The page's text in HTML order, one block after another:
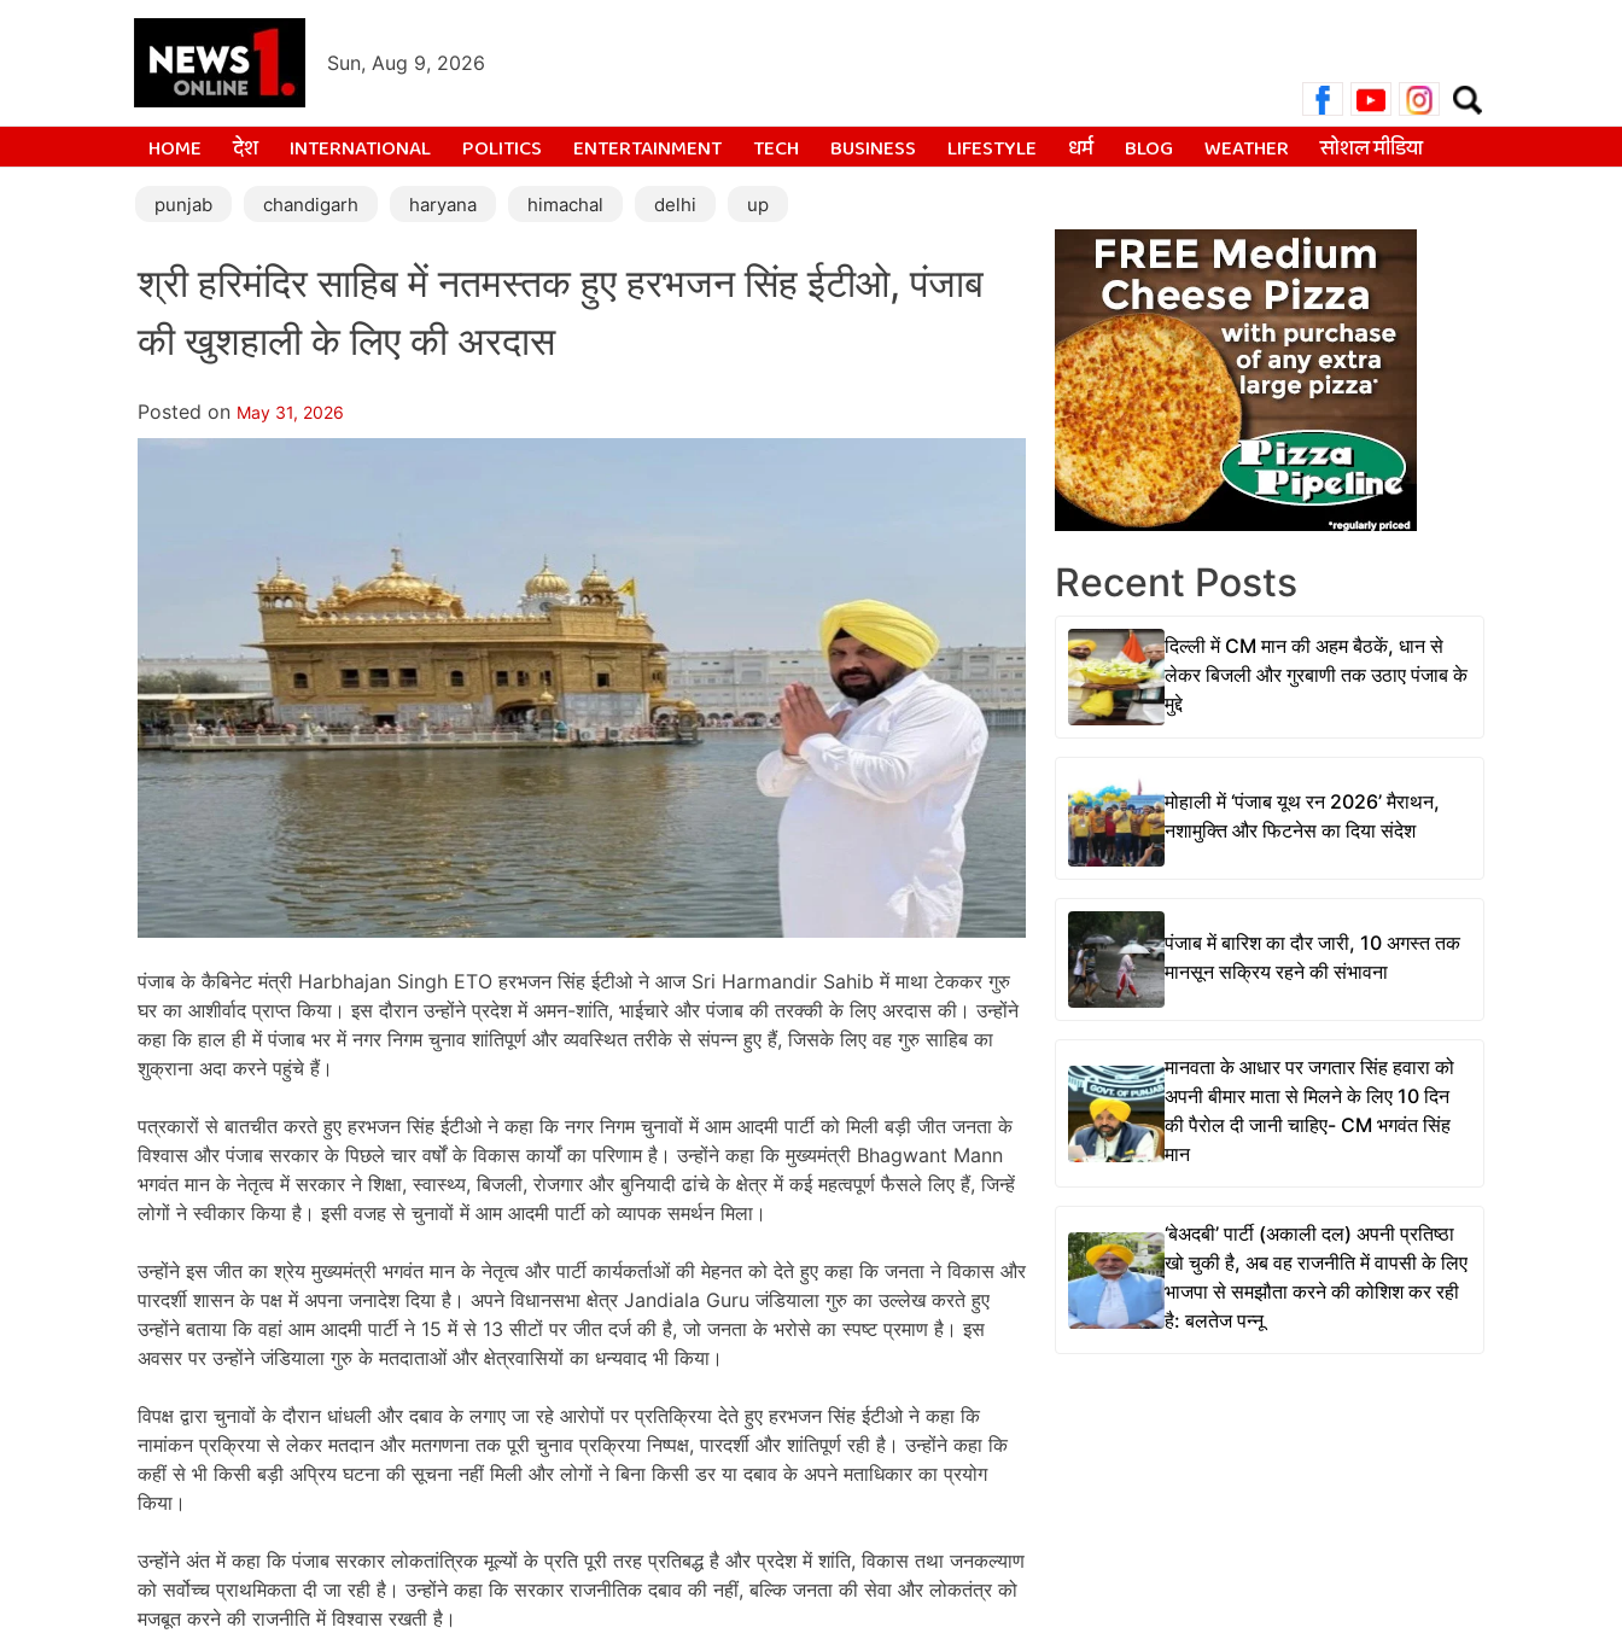
Sun, Aug 9, 2026
Search
for:
HOME देश INTERNATIONAL POLITICS ENTERTAINMENT TECH BUSINESS LIFESTYLE धर्म BLOG WEATHER सोशल मीडिया
punjab chandigarh haryana himachal delhi up
श्री हरिमंदिर साहिब में नतमस्तक हुए हरभजन सिंह ईटीओ, पंजाब
की खुशहाली के लिए की अरदास
Posted on May 31, 2026
पंजाब के कैबिनेट मंत्री Harbhajan Singh ETO हरभजन सिंह ईटीओ ने आज Sri Harmandir Sahib में माथा टेककर गुरु
घर का आशीर्वाद प्राप्त किया। इस दौरान उन्होंने प्रदेश में अमन-शांति, भाईचारे और पंजाब की तरक्की के लिए अरदास की। उन्होंने
कहा कि हाल ही में पंजाब भर में नगर निगम चुनाव शांतिपूर्ण और व्यवस्थित तरीके से संपन्न हुए हैं, जिसके लिए वह गुरु साहिब का
शुक्राना अदा करने पहुंचे हैं।
पत्रकारों से बातचीत करते हुए हरभजन सिंह ईटीओ ने कहा कि नगर निगम चुनावों में आम आदमी पार्टी को मिली बड़ी जीत जनता के
विश्वास और पंजाब सरकार के पिछले चार वर्षों के विकास कार्यों का परिणाम है। उन्होंने कहा कि मुख्यमंत्री Bhagwant Mann
भगवंत मान के नेतृत्व में सरकार ने शिक्षा, स्वास्थ्य, बिजली, रोजगार और बुनियादी ढांचे के क्षेत्र में कई महत्वपूर्ण फैसले लिए हैं, जिन्हें
लोगों ने स्वीकार किया है। इसी वजह से चुनावों में आम आदमी पार्टी को व्यापक समर्थन मिला।
उन्होंने इस जीत का श्रेय मुख्यमंत्री भगवंत मान के नेतृत्व और पार्टी कार्यकर्ताओं की मेहनत को देते हुए कहा कि जनता ने विकास और
पारदर्शी शासन के पक्ष में अपना जनादेश दिया है। अपने विधानसभा क्षेत्र Jandiala Guru जंडियाला गुरु का उल्लेख करते हुए
उन्होंने बताया कि वहां आम आदमी पार्टी ने 15 में से 13 सीटों पर जीत दर्ज की है, जो जनता के भरोसे का स्पष्ट प्रमाण है। इस
अवसर पर उन्होंने जंडियाला गुरु के मतदाताओं और क्षेत्रवासियों का धन्यवाद भी किया।
विपक्ष द्वारा चुनावों के दौरान धांधली और दबाव के लगाए जा रहे आरोपों पर प्रतिक्रिया देते हुए हरभजन सिंह ईटीओ ने कहा कि
नामांकन प्रक्रिया से लेकर मतदान और मतगणना तक पूरी चुनाव प्रक्रिया निष्पक्ष, पारदर्शी और शांतिपूर्ण रही है। उन्होंने कहा कि
कहीं से भी किसी बड़ी अप्रिय घटना की सूचना नहीं मिली और लोगों ने बिना किसी डर या दबाव के अपने मताधिकार का प्रयोग
किया।
उन्होंने अंत में कहा कि पंजाब सरकार लोकतांत्रिक मूल्यों के प्रति पूरी तरह प्रतिबद्ध है और प्रदेश में शांति, विकास तथा जनकल्याण
को सर्वोच्च प्राथमिकता दी जा रही है। उन्होंने कहा कि सरकार राजनीतिक दबाव की नहीं, बल्कि जनता की सेवा और लोकतंत्र को
मजबूत करने की राजनीति में विश्वास रखती है।
Recent Posts
दिल्ली में CM मान की अहम बैठकें, धान से
लेकर बिजली और गुरबाणी तक उठाए पंजाब के
मुद्दे
मोहाली में ‘पंजाब यूथ रन 2026’ मैराथन,
नशामुक्ति और फिटनेस का दिया संदेश
पंजाब में बारिश का दौर जारी, 10 अगस्त तक
मानसून सक्रिय रहने की संभावना
मानवता के आधार पर जगतार सिंह हवारा को
अपनी बीमार माता से मिलने के लिए 10 दिन
की पैरोल दी जानी चाहिए- CM भगवंत सिंह
मान
‘बेअदबी’ पार्टी (अकाली दल) अपनी प्रतिष्ठा
खो चुकी है, अब वह राजनीति में वापसी के लिए
भाजपा से समझौता करने की कोशिश कर रही
है: बलतेज पन्नू